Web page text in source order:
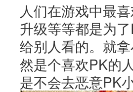
人们在游戏中最
升级等等都是为
给别人看的。就
然是个喜欢PK的
是不会去恶意PK小